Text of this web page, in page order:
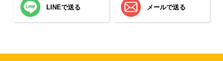
LINEで送る メールで送る